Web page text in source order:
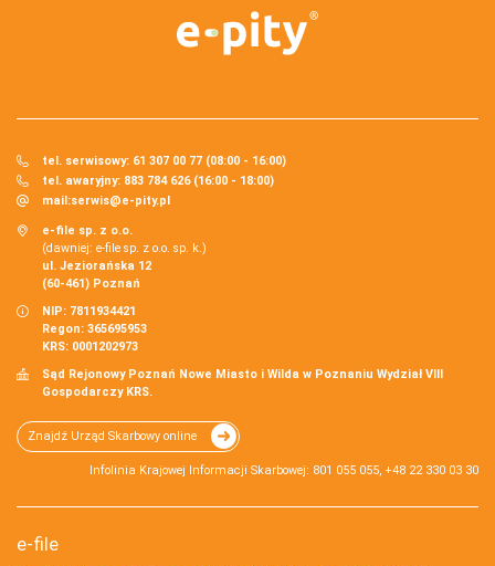
tel. serwisowy: 61 307 00 77 (08:00 - 16:00)
tel. awaryjny: 883 784 626 (16:00 - 18:00)
mail:serwis@e-pity.pl
e-file sp. z o.o.
(dawniej: e-file sp. z o.o. sp. k.)
ul. Jeziorańska 12
(60-461) Poznań
NIP: 7811934421
Regon: 365695953
KRS: 0001202973
Sąd Rejonowy Poznań Nowe Miasto i Wilda w Poznaniu Wydział VIII
Gospodarczy KRS.
Znajdź Urząd Skarbowy online
Infolinia Krajowej Informacji Skarbowej: 801 055 055, +48 22 330 03 30
e-file